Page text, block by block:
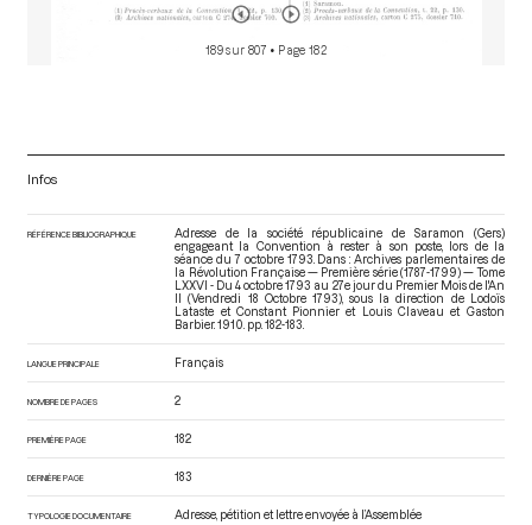
189 sur 807 • Page 182
Infos
RÉFÉRENCE BIBLIOGRAPHIQUE
Adresse de la société républicaine de Saramon (Gers)
engageant la Convention à rester à son poste, lors de la
séance du 7 octobre 1793. Dans : Archives parlementaires de
la Révolution Française — Première série (1787-1799) — Tome
LXXVI - Du 4 octobre 1793 au 27e jour du Premier Mois de l'An
II (Vendredi 18 Octobre 1793), sous la direction de Lodoïs
Lataste et Constant Pionnier et Louis Claveau et Gaston
Barbier. 1910. pp. 182-183.
LANGUE PRINCIPALE Français
NOMBRE DE PAGES 2
PREMIÈRE PAGE 182
DERNIÈRE PAGE 183
TYPOLOGIE DOCUMENTAIRE Adresse, pétition et lettre envoyée à l’Assemblée